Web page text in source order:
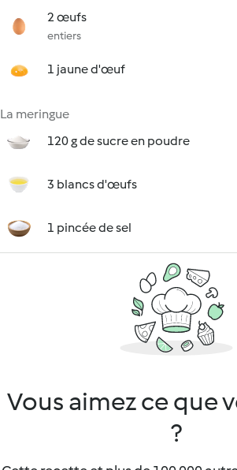
2 œufs
entiers
1 jaune d'œuf
La meringue
120 g de sucre en poudre
3 blancs d'œufs
1 pincée de sel
Vous aimez ce que
?